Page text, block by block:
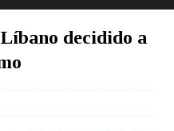
decidido a